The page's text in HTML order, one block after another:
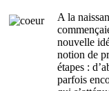
A la
nouvelle
notion de
étapes :
parfois